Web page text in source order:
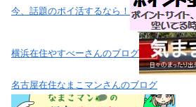
今、話題のポイ活するなら！
横浜在住やすべーさんのブログ
名古屋在住なまこマンさんのブログ